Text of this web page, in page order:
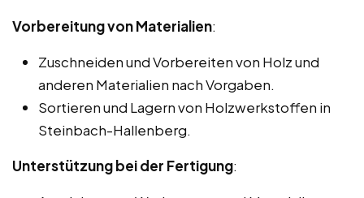
Vorbereitung von Materialien:
Zuschneiden und Vorbereiten von Holz und
anderen Materialien nach Vorgaben.
Sortieren und Lagern von Holzwerkstoffen in
Steinbach-Hallenberg.
Unterstützung bei der Fertigung: